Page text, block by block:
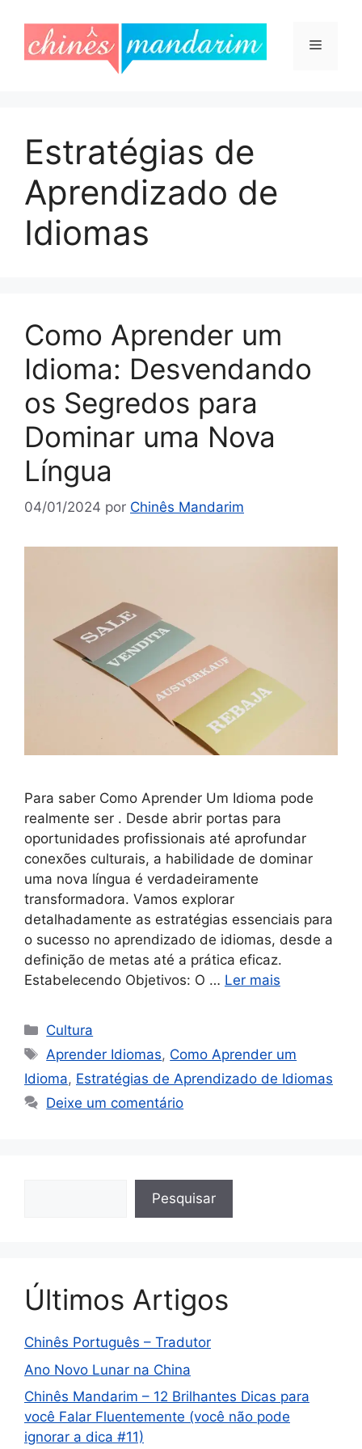
para
Menu
Estratégias de
Aprendizado de
Idiomas
Como Aprender um
Idioma: Desvendando
os Segredos para
Dominar uma Nova
Língua
04/01/2024 por Chinês Mandarim
Para saber Como Aprender Um Idioma pode
realmente ser . Desde abrir portas para
oportunidades profissionais até aprofundar
conexões culturais, a habilidade de dominar
uma nova língua é verdadeiramente
transformadora. Vamos explorar
detalhadamente as estratégias essenciais para
o sucesso no aprendizado de idiomas, desde a
definição de metas até a prática eficaz.
Estabelecendo Objetivos: O … Ler mais
Categorias
Cultura
Etiquetas
Aprender Idiomas, Como Aprender um
Idioma, Estratégias de Aprendizado de Idiomas
Deixe um comentário
Pesquisar
Últimos Artigos
Chinês Português – Tradutor
Ano Novo Lunar na China
Chinês Mandarim – 12 Brilhantes Dicas para
você Falar Fluentemente (você não pode
ignorar a dica #11)